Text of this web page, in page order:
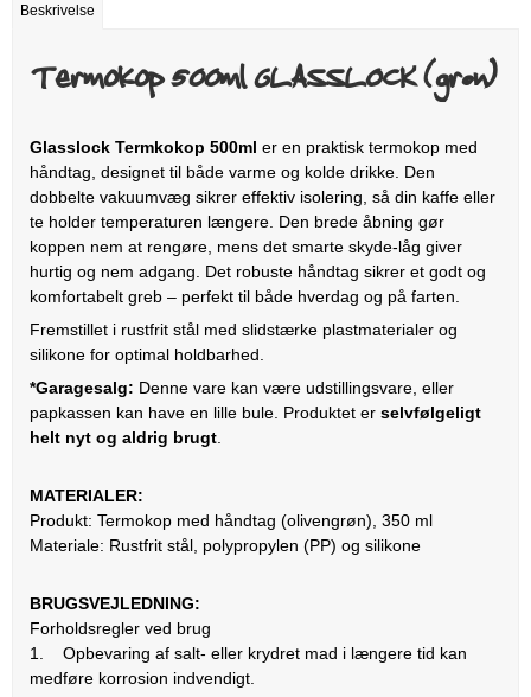
Beskrivelse
Termokop 500ml GLASSLOCK (grøn)
Glasslock Termkokop 500ml er en praktisk termokop med
håndtag, designet til både varme og kolde drikke. Den
dobbelte vakuumvæg sikrer effektiv isolering, så din kaffe eller
te holder temperaturen længere. Den brede åbning gør
koppen nem at rengøre, mens det smarte skyde-låg giver
hurtig og nem adgang. Det robuste håndtag sikrer et godt og
komfortabelt greb – perfekt til både hverdag og på farten.
Fremstillet i rustfrit stål med slidstærke plastmaterialer og
silikone for optimal holdbarhed.
*Garagesalg: Denne vare kan være udstillingsvare, eller
papkassen kan have en lille bule. Produktet er selvfølgeligt
helt nyt og aldrig brugt
MATERIALER:
Produkt: Termokop med håndtag (olivengrøn), 350 ml
Materiale: Rustfrit stål, polypropylen (PP) og silikone
BRUGSVEJLEDNING:
Forholdsregler ved brug
1. Opbevaring af salt- eller krydret mad i længere tid kan
medføre korrosion indvendigt.